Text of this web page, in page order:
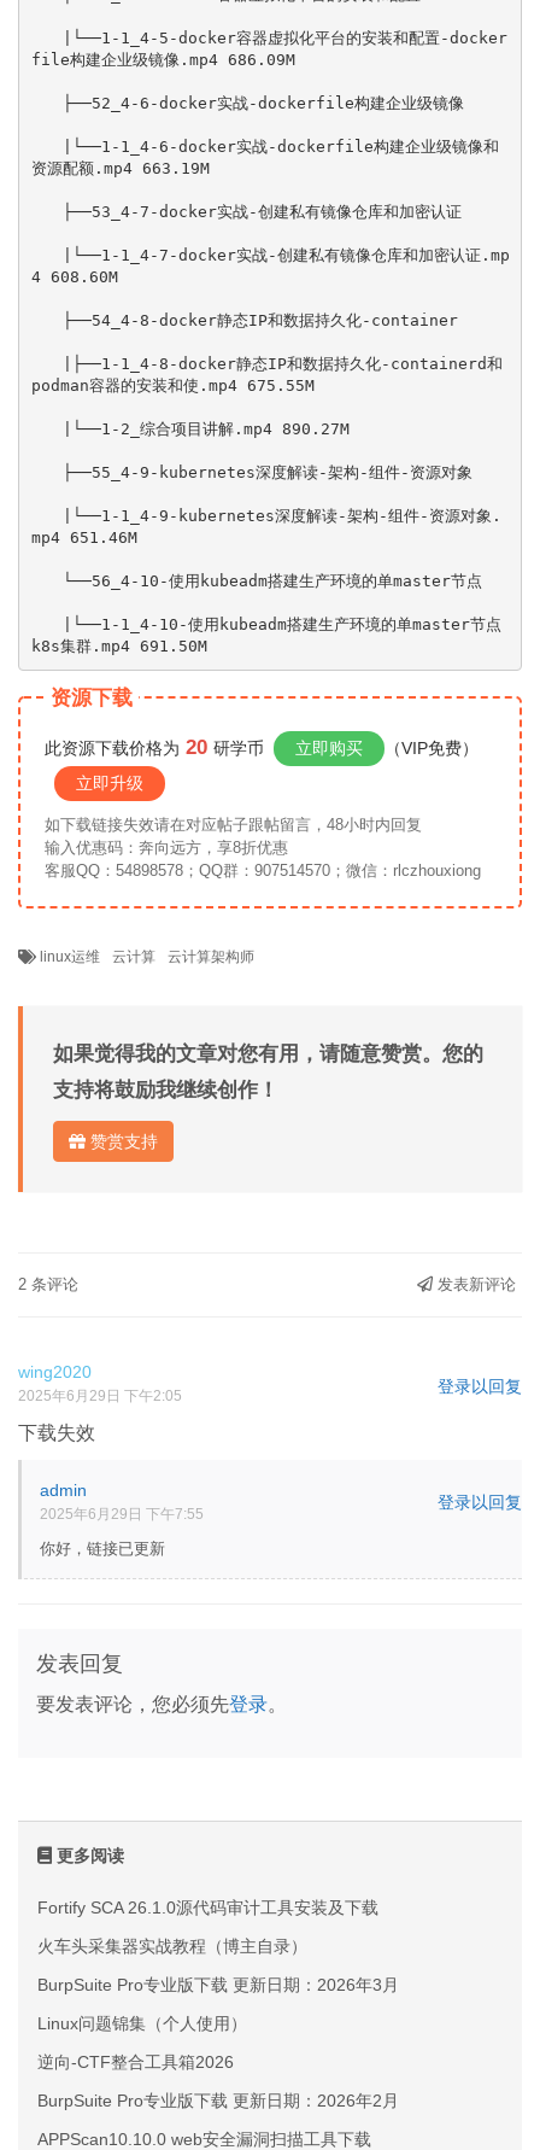
|└──1-1_4-5-docker容器虚拟化平台的安装和配置-docker
file构建企业级镜像.mp4 686.09M
├──52_4-6-docker实战-dockerfile构建企业级镜像
|└──1-1_4-6-docker实战-dockerfile构建企业级镜像和
资源配额.mp4 663.19M
├──53_4-7-docker实战-创建私有镜像仓库和加密认证
|└──1-1_4-7-docker实战-创建私有镜像仓库和加密认证.mp
4 608.60M
├──54_4-8-docker静态IP和数据持久化-container
|├──1-1_4-8-docker静态IP和数据持久化-containerd和
podman容器的安装和使.mp4 675.55M
|└──1-2_综合项目讲解.mp4 890.27M
├──55_4-9-kubernetes深度解读-架构-组件-资源对象
|└──1-1_4-9-kubernetes深度解读-架构-组件-资源对象.
mp4 651.46M
└──56_4-10-使用kubeadm搭建生产环境的单master节点
|└──1-1_4-10-使用kubeadm搭建生产环境的单master节点
k8s集群.mp4 691.50M
资源下载
此资源下载价格为 20 研学币 立即购买
（VIP免费）
立即升级
如下载链接失效请在对应帖子跟帖留言，48小时内回复
输入优惠码：奔向远方，享8折优惠
客服QQ：54898578；QQ群：907514570；微信：rlczhouxiong
linux运维 云计算 云计算架构师
如果觉得我的文章对您有用，请随意赞赏。您的
支持将鼓励我继续创作！
赞赏支持
2 条评论 发表新评论
wing2020
2025年6月29日 下午2:05 登录以回复
下载失效
admin
2025年6月29日 下午7:55
登录以回复
你好，链接已更新
发表回复
要发表评论，您必须先登录。
更多阅读
Fortify SCA 26.1.0源代码审计工具安装及下载
火车头采集器实战教程（博主自录）
BurpSuite Pro专业版下载 更新日期：2026年3月
Linux问题锦集（个人使用）
逆向-CTF整合工具箱2026
BurpSuite Pro专业版下载 更新日期：2026年2月
APPScan10.10.0 web安全漏洞扫描工具下载